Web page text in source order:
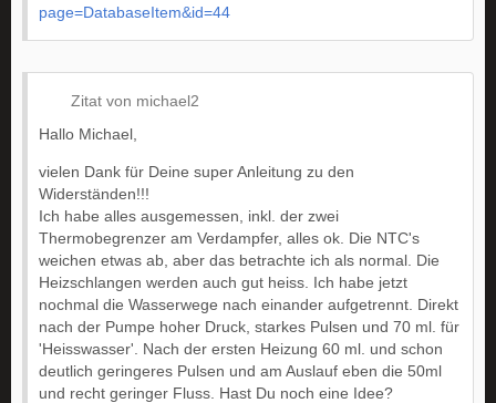
page=DatabaseItem&id=44
Zitat von michael2
Hallo Michael,
vielen Dank für Deine super Anleitung zu den
Widerständen!!!
Ich habe alles ausgemessen, inkl. der zwei
Thermobegrenzer am Verdampfer, alles ok. Die NTC's
weichen etwas ab, aber das betrachte ich als normal. Die
Heizschlangen werden auch gut heiss. Ich habe jetzt
nochmal die Wasserwege nach einander aufgetrennt. Direkt
nach der Pumpe hoher Druck, starkes Pulsen und 70 ml. für
'Heisswasser'. Nach der ersten Heizung 60 ml. und schon
deutlich geringeres Pulsen und am Auslauf eben die 50ml
und recht geringer Fluss. Hast Du noch eine Idee?